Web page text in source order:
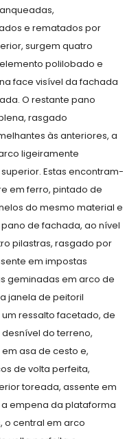
e rematados por
surgem quatro
polilobado e
face visível da fachada
O restante pano
rasgado
às anteriores, a
ligeiramente
Estas encontram-
em ferro, pintado de
do mesmo material e
de fachada, ao nível
pilastras, rasgado por
em impostas
geminadas em arco de
janela de peitoril
ressalto facetado, de
do terreno,
asa de cesto e,
de volta perfeita,
toreada, assente em
empena da plataforma
o central em arco